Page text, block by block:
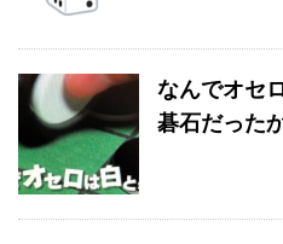
なんでオセ
碁石だった